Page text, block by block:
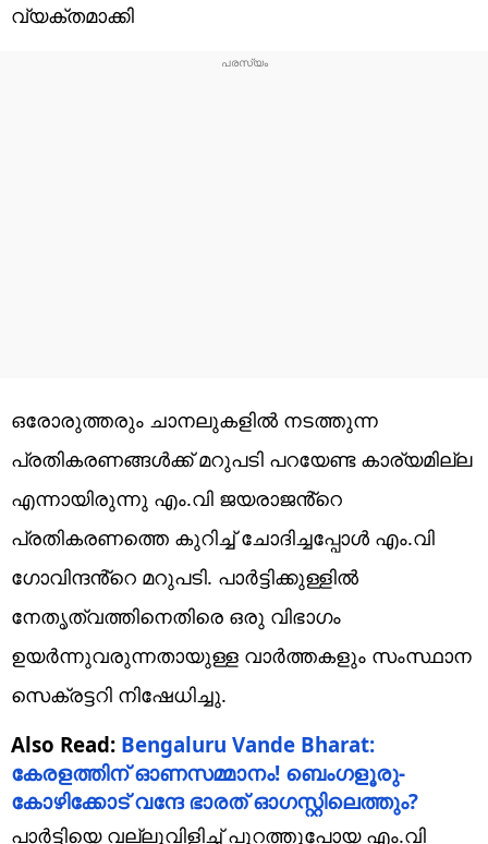
വ്യക്തമാക്കി
ഒരോരുത്തരും ചാനലുകളിൽ നടത്തുന്ന
പ്രതികരണങ്ങൾക്ക് മറുപടി പറയേണ്ട കാര്യമില്ല
എന്നായിരുന്നു എം.വി ജയരാജൻ്റെ
പ്രതികരണത്തെ കുറിച്ച് ചോദിച്ചപ്പോൾ എം.വി
ഗോവിന്ദൻ്റെ മറുപടി. പാർട്ടിക്കുള്ളിൽ
നേതൃത്വത്തിനെതിരെ ഒരു വിഭാഗം
ഉയർന്നുവരുന്നതായുള്ള വാർത്തകളും സംസ്ഥാന
സെക്രട്ടറി നിഷേധിച്ചു.
Also Read: Bengaluru Vande Bharat:
കേരളത്തിന് ഓണസമ്മാനം! ബെംഗളൂരു-
കോഴിക്കോട് വന്ദേ ഭാരത് ഓഗസ്റ്റിലെത്തും?
പാർട്ടിയെ വല്ലുവിളിച്ച് പുറത്തുപോയ എം.വി